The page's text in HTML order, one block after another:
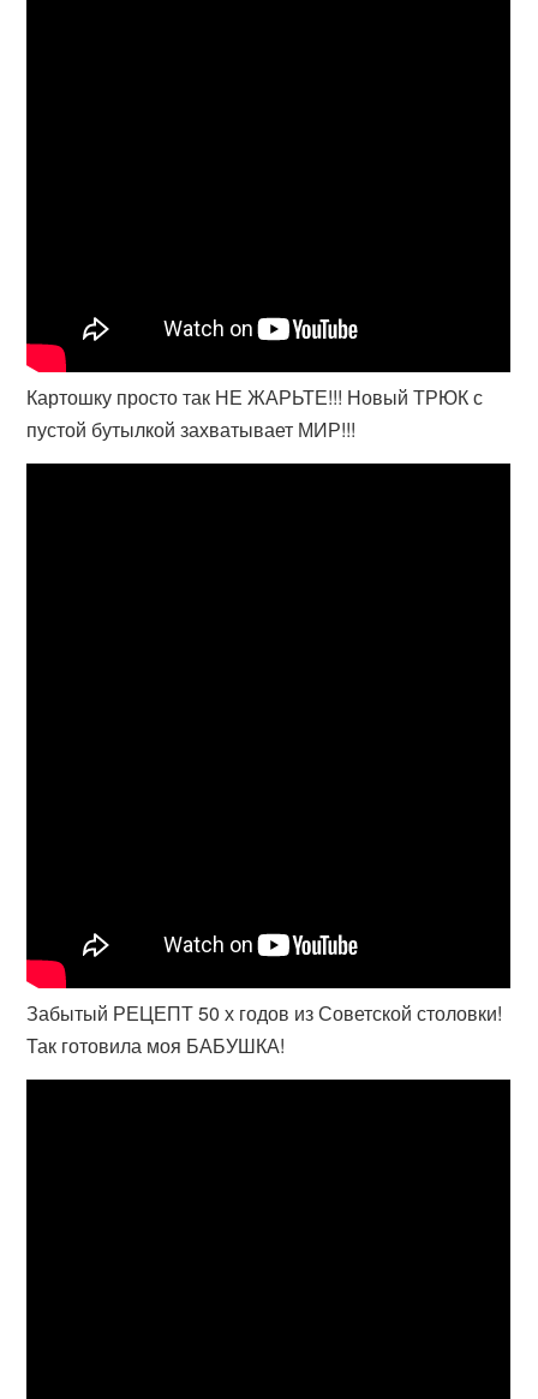
Картошку просто так НЕ ЖАРЬТЕ!!! Новый ТРЮК с
пустой бутылкой захватывает МИР!!!
Забытый РЕЦЕПТ 50 х годов из Советской столовки!
Так готовила моя БАБУШКА!